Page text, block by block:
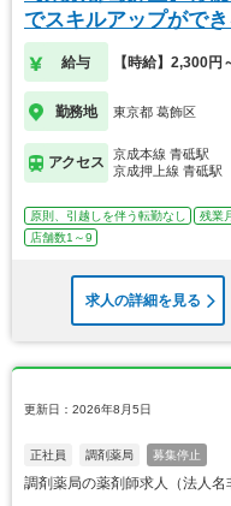
でスキルアップがで
給与 【時給】2,300円
勤務地 東京都 葛飾区
アクセス
京成本線 青砥駅
京成押上線 青砥駅
原則、引越しを伴う転勤なし 残業
店舗数1～9
求人の詳細を見る
更新日：2026年8月5日
正社員 調剤薬局 募集停止
調剤薬局の薬剤師求人（法人